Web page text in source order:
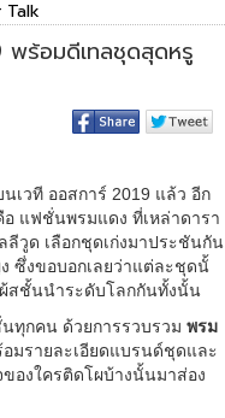
พร้อมดีเทลชุดสุดหรู
เวที ออสการ์ 2019 แล้ว อีก
แฟชั่นพรมแดง ที่เหล่าดารา
ลีวูด เลือกชุดเก่งมาประชันกัน
ซึ่งขอบอกเลยว่าแต่ละชุดนั้
ผ้สชั้นนำระดับโลกกันทั้งนั้น
ทุกคน ด้วยการรวบรวม พรม
อมรายละเอียดแบรนด์ชุดและ
องใครติดโผบ้างนั้นมาส่อง